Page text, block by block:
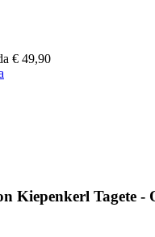
€ 49,90
Kiepenkerl Tagete -